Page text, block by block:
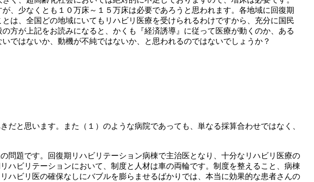
、少なくとも１０万床～１５万床は必要であろうと思われます。各地域に回復期
は、全国どの地域にいてもリハビリ医療を受けられるわけですから、充分に国民
方が上記をお読みになると、かくも『経済誘導』に従って医療が動くのか、ある
ではないか、動機が不純ではないか、と思われるのではないでしょうか？
と思います。また（１）のような病院であっても、単なる採算合わせではなく、
題です。回復期リハビリテーション病棟で主治医となり、十分なリハビリ医療の
ビリテーションにおいて、制度と人材は車の両輪です。制度を整えること、病棟
ハビリ医の確保なしにバブルを膨らませるばかりでは、本当に効果的な患者さんの